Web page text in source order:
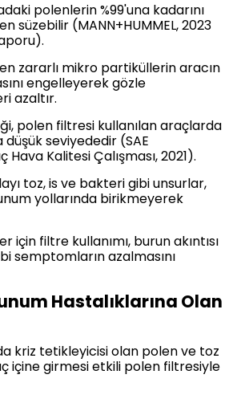
polenlerin %99'una kadarını
süzebilir (MANN+HUMMEL, 2023
zararlı mikro partiküllerin aracın
engelleyerek gözle
azaltır.
polen filtresi kullanılan araçlarda
seviyededir (SAE
Kalitesi Çalışması, 2021).
toz, is ve bakteri gibi unsurlar,
yollarında birikmeyerek
için filtre kullanımı, burun akıntısı
semptomların azalmasını
Hastalıklarına Olan
kriz tetikleyicisi olan polen ve toz
içine girmesi etkili polen filtresiyle